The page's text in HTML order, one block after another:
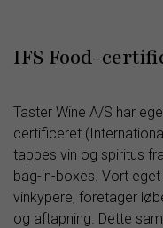
IFS Food-
Taster Wine A/S har
certificeret
tappes vin og spiritus
bag-in-boxes. Vort
vinkypere, foretager
og aftapning. Dette